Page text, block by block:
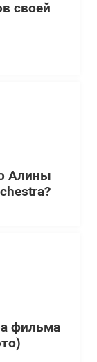
своей
Алины
фильма